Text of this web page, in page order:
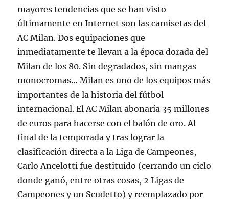
mayores tendencias que se han visto
últimamente en Internet son las camisetas del
AC Milan. Dos equipaciones que
inmediatamente te llevan a la época dorada del
Milan de los 80. Sin degradados, sin mangas
monocromas… Milan es uno de los equipos más
importantes de la historia del fútbol
internacional. El AC Milan abonaría 35 millones
de euros para hacerse con el balón de oro. Al
final de la temporada y tras lograr la
clasificación directa a la Liga de Campeones,
Carlo Ancelotti fue destituido (cerrando un ciclo
donde ganó, entre otras cosas, 2 Ligas de
Campeones y un Scudetto) y reemplazado por